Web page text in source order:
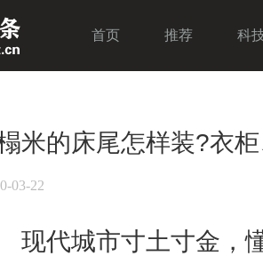
首页 推荐 科
米的床尾怎样装?衣
03-22
代城市寸土寸金，懂